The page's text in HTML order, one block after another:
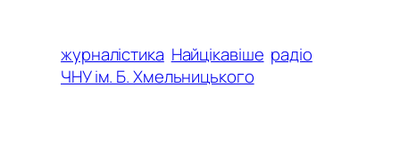
журналістика Найцікавіше радіо
ЧНУ ім. Б. Хмельницького